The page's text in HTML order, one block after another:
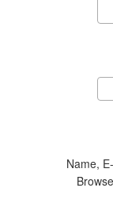
Name,